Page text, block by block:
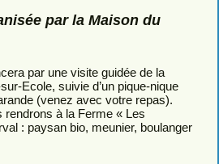
par la Maison du
par une visite guidée de la
Ecole, suivie d’un pique-nique
(venez avec votre repas).
rendrons à la Ferme « Les
: paysan bio, meunier, boulanger